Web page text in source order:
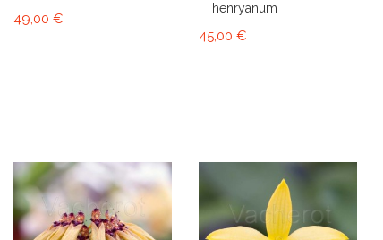
49,00 €
henryanum
45,00 €